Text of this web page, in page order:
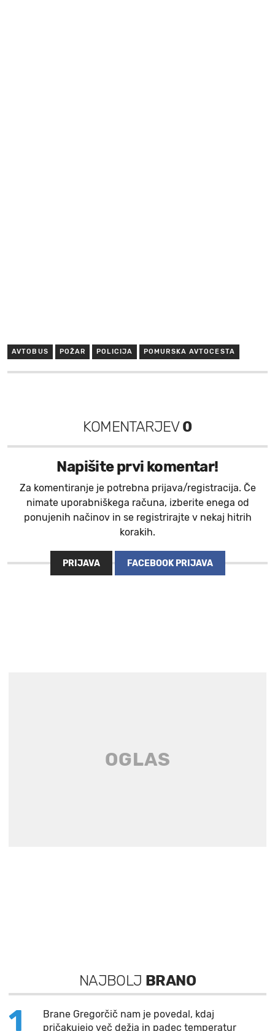
AVTOBUS POŽAR POLICIJA POMURSKA AVTOCESTA
KOMENTARJEV0
Napišite prvi komentar!
Za komentiranje je potrebna prijava/registracija. Če
nimate uporabniškega računa, izberite enega od
ponujenih načinov in se registrirajte v nekaj hitrih
korakih.
PRIJAVA FACEBOOK PRIJAVA
NAJBOLJ BRANO
1
Brane Gregorčič nam je povedal, kdaj
pričakujejo več dežja in padec temperatur